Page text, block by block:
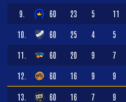
9. 60 23 5 11
10. 60 25 4 5
11. 60 20 9 7
12. 60 16 9 9
13. 60 16 7 9